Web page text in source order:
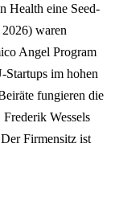
Health eine Seed-
waren
Angel Program
im hohen
fungieren die
Wessels
Firmensitz ist